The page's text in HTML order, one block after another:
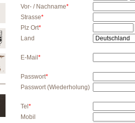
Vor- / Nachname*
Strasse*
Plz Ort*
Land
E-Mail *
Passwort*
Passwort(Wiederholung)
Tel *
Mobil